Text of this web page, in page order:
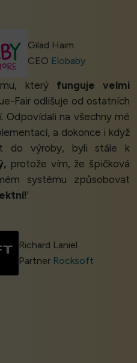
Gilad Haim
CEO Elobaby
který funguje velmi
Fair odlišuje od ostatních
Odpovídali na všechny mé
a dokonce i když
do výroby, byli stále k
protože vím, že špičková
systému způsobovat
’
Richard Laniel
Partner Rocksoft